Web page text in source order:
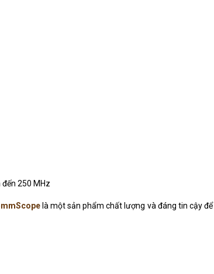
250 MHz
là một sản phẩm chất lượng và đáng tin cậy để